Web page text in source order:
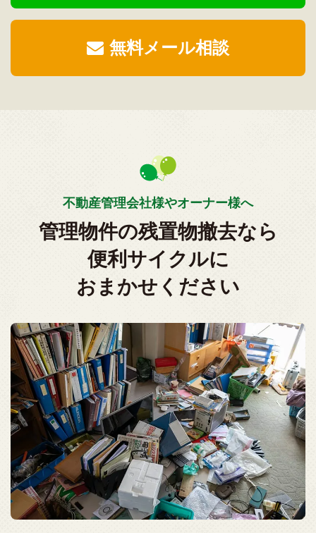
無料メール相談
不動産管理会社様やオーナー様へ
管理物件の残置物撤去なら
便利サイクルに
おまかせください